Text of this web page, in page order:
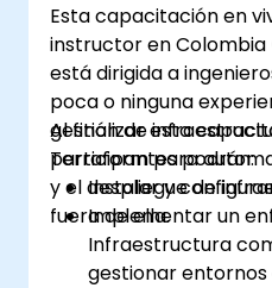
CI/CD y Terraform
colaboración en
Esta capacitación en
instructor en Colombia
está dirigida a
poca o ninguna
gestión de
Terraform para
y el despliegue de
fuera de ella.
Al finalizar esta
participantes podrán:
Instalar y
Implementar un
Infraestructura
gestionar entornos